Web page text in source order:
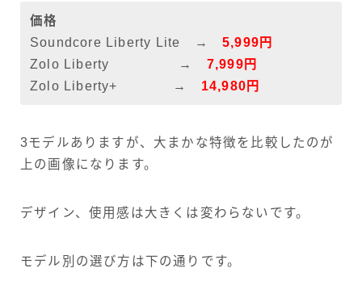
価格
Soundcore Liberty Lite → 5,999円
Zolo Liberty → 7,999円
Zolo Liberty+ → 14,980円
3モデルありますが、大まかな特徴を比較したのが
上の画像になります。
デザイン、使用感は大きくは変わらないです。
モデル別の選び方は下の通りです。